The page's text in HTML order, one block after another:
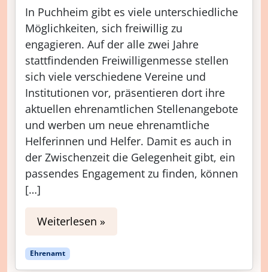
In Puchheim gibt es viele unterschiedliche
Möglichkeiten, sich freiwillig zu
engagieren. Auf der alle zwei Jahre
stattfindenden Freiwilligenmesse stellen
sich viele verschiedene Vereine und
Institutionen vor, präsentieren dort ihre
aktuellen ehrenamtlichen Stellenangebote
und werben um neue ehrenamtliche
Helferinnen und Helfer. Damit es auch in
der Zwischenzeit die Gelegenheit gibt, ein
passendes Engagement zu finden, können
[…]
Weiterlesen »
Ehrenamt